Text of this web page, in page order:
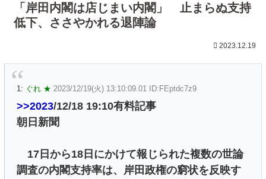
「岸田内閣は店じまい内閣」 止まらぬ支持
低下、ささやかれる退陣論
2023.12.19
1: ぐれ ★ 2023/12/19(火) 13:10:09.01 ID:FEptdc7z9
>>2023/12/18 19:10有料記事
朝日新聞
17日から18日にかけて報じられた複数の世論
調査の内閣支持率は、岸田政権の窮状を反映す